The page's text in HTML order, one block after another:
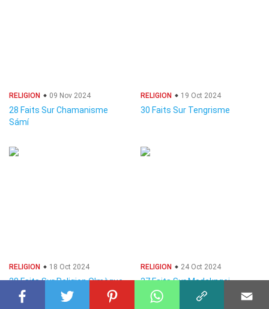
RELIGION 09 Nov 2024
28 Faits Sur Chamanisme
Sámí
RELIGION 19 Oct 2024
30 Faits Sur Tengrisme
RELIGION 18 Oct 2024
28 Faits Sur Religion Olmèque
RELIGION 24 Oct 2024
37 Faits Sur Modekngei